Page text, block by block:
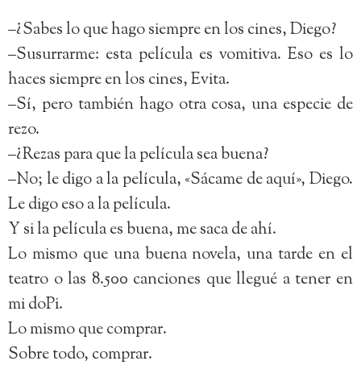
–¿Sabes lo que hago siempre en los cines, Diego?
–Susurrarme: esta película es vomitiva. Eso es lo
haces siempre en los cines, Evita.
–Sí, pero también hago otra cosa, una especie de
rezo.
–¿Rezas para que la película sea buena?
–No; le digo a la película, «Sácame de aquí», Diego.
Le digo eso a la película.
Y si la película es buena, me saca de ahí.
Lo mismo que una buena novela, una tarde en el
teatro o las 8.500 canciones que llegué a tener en
mi doPi.
Lo mismo que comprar.
Sobre todo, comprar.